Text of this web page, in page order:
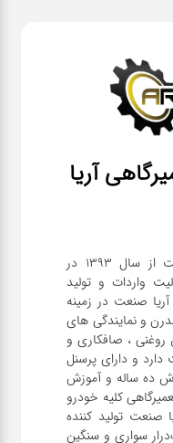
آریا
شرکت تجهیزات تعمیرگاهی آریا صنعت از سال ۱۳۹۳ در
واردات و تولید
صنعت در زمینه
و نمایندگی های
روغنی ، صافکاری و
و دارای پرسنل
ده ساله و آموزش
کلیه خودرو
تولید کننده
سواری و ‌سنگین